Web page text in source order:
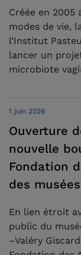
Créée en
modes de vie,
l’Institut
lancer un
microbiote
1 juin 2026
Ouverture
nouvelle
Fondation
des
En lien étroit
public du
–Valéry